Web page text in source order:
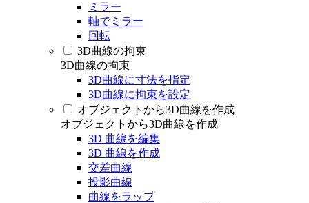
ミラー
軸でミラー
回転
3D曲線の拘束
3D曲線の拘束
3D曲線に寸法を指定
3D曲線に拘束を設定
オブジェクトから3D曲線を作成
オブジェクトから3D曲線を作成
3D 曲線を編集
3D 曲線を作成
交差曲線
投影曲線
曲線をラップ